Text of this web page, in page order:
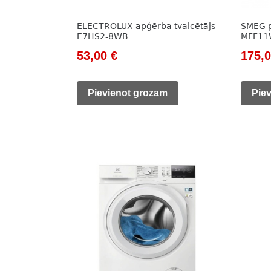
ELECTROLUX apģērba tvaicētājs
E7HS2-8WB
Original
was:
53,00 €Current
is:
Pievienot grozam
SMEG
was: